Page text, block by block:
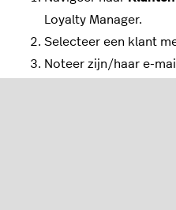
Loyalty Manager.
Selecteer een klant
Noteer zijn/haar e-